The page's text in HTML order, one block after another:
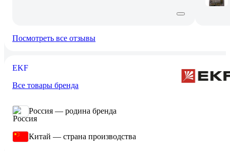
Посмотреть все отзывы
EKF
Все товары бренда
Россия — родина бренда
Китай — страна производства